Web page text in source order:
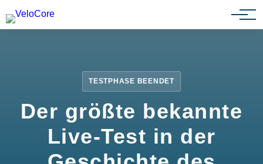
Partnerprogramm
TESTPHASE BEENDET
Der größte bekannte
Live-Test in der